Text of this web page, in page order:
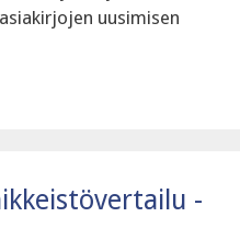
uusimisen
-